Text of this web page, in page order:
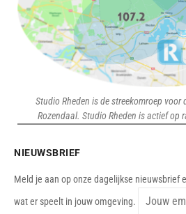
Studio Rheden is de streekomroep voor
Rozendaal. Studio Rheden is actief op
NIEUWSBRIEF
Meld je aan op onze dagelijkse nieuwsbrief
wat er speelt in jouw omgeving.